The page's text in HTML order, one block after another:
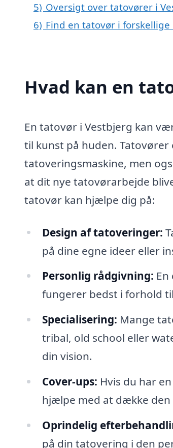
5) Oversigt over tatovører i
6) Find en tatovør i
Hvad kan en
En tatovør i Vestbjerg kan
til kunst på huden.
tatoveringsmaskine, men
at dit nye tatovørarbejde
tatovør kan hjælpe dig på:
Design af tatoveringer:
på dine egne ideer eller
Personlig rådgivning:
fungerer bedst i forhold
Specialisering: Mange
tribal, old school eller
din vision.
Cover-ups: Hvis du har
hjælpe med at dække
Oprindelig
på din tatovering i den